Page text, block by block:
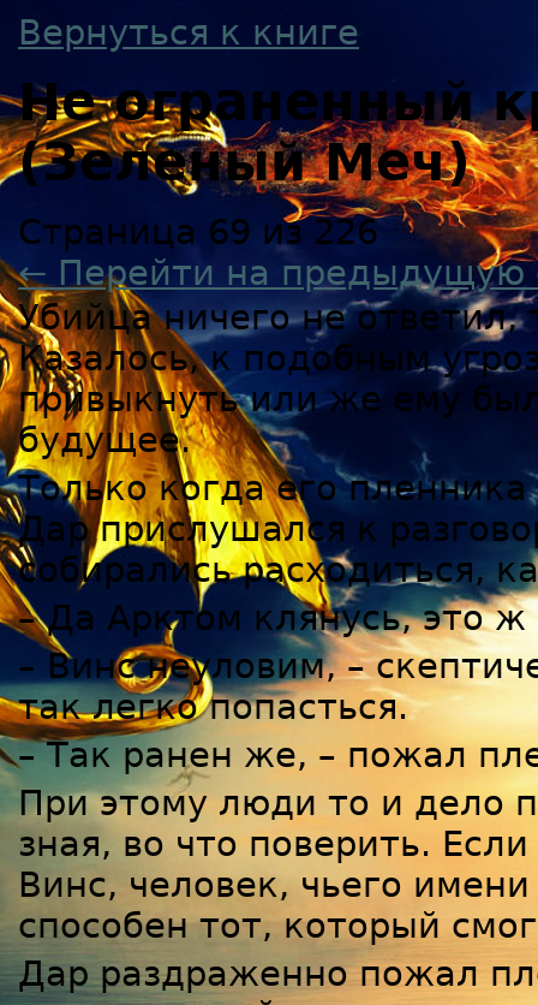
Вернуться к книге
Не ограненный
(Зеленый Меч)
Страница 69 из 226
← Перейти на предыдущую
Убийца ничего не
Казалось, к подобным
привыкнуть или же ему
будущее.
Только когда его
Дар прислушался к
собирались расходиться,
– Да Арктом клянусь, это
– Винс неуловим, –
так легко попасться.
– Так ранен же, – пожал
При этому люди то и дело
зная, во что поверить.
Винс, человек, чьего
способен тот, который
Дар раздраженно пожал